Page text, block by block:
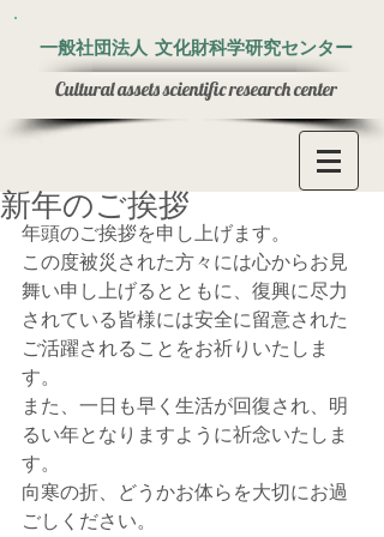
一般社団法人 文化財科学研究センター
Cultural assetsscientificresearch center
新年のご挨拶
年頭のご挨拶を申し上げます。
この度被災された方々には心からお見
舞い申し上げるとともに、復興に尽力
されている皆様には安全に留意された
ご活躍されることをお祈りいたしま
す。
また、一日も早く生活が回復され、明
るい年となりますように祈念いたしま
す。
向寒の折、どうかお体らを大切にお過
ごしください。